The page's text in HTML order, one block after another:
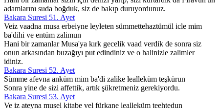
adamlarını suda boğduk, siz de bakıp duruyordunuz.
Bakara Suresi 51. Ayet
Veiz vaadna musa erbeiyne leyleten sümmettehaztümül icle mim
ba'dihi ve entüm zalimun
Hani bir zamanlar Musa'ya kırk gecelik vaad verdik de sonra siz
onun arkasından buzağıyı put edindiniz ve o halinizle zalimler
idiniz.
Bakara Suresi 52. Ayet
Sümme afevna anküm mim ba'di zalike lealleküm teşkürun
Sonra yine de sizi affettik, artık şükretmeniz gerekiyordu.
Bakara Suresi 53. Ayet
Ve iz ateyna musel kitabe vel fürkane lealleküm teehtedun